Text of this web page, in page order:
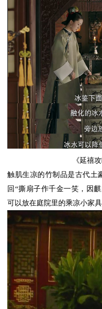
《延禧
触肌生凉的竹制品是古代土
回“撕扇子作千金一笑，因
可以放在庭院里的乘凉小家具